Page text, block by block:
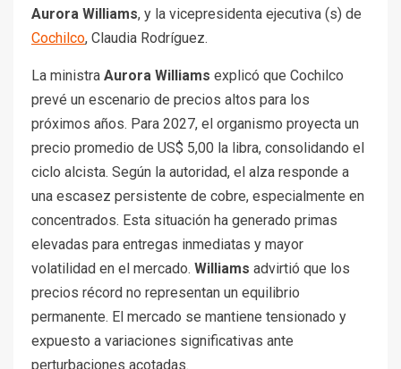
Aurora Williams, y la vicepresidenta ejecutiva (s) de
Cochilco, Claudia Rodríguez.
La ministra Aurora Williams explicó que Cochilco
prevé un escenario de precios altos para los
próximos años. Para 2027, el organismo proyecta un
precio promedio de US$ 5,00 la libra, consolidando el
ciclo alcista. Según la autoridad, el alza responde a
una escasez persistente de cobre, especialmente en
concentrados. Esta situación ha generado primas
elevadas para entregas inmediatas y mayor
volatilidad en el mercado. Williams advirtió que los
precios récord no representan un equilibrio
permanente. El mercado se mantiene tensionado y
expuesto a variaciones significativas ante
perturbaciones acotadas.